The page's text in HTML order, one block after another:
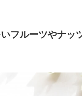
フルーツやナッ